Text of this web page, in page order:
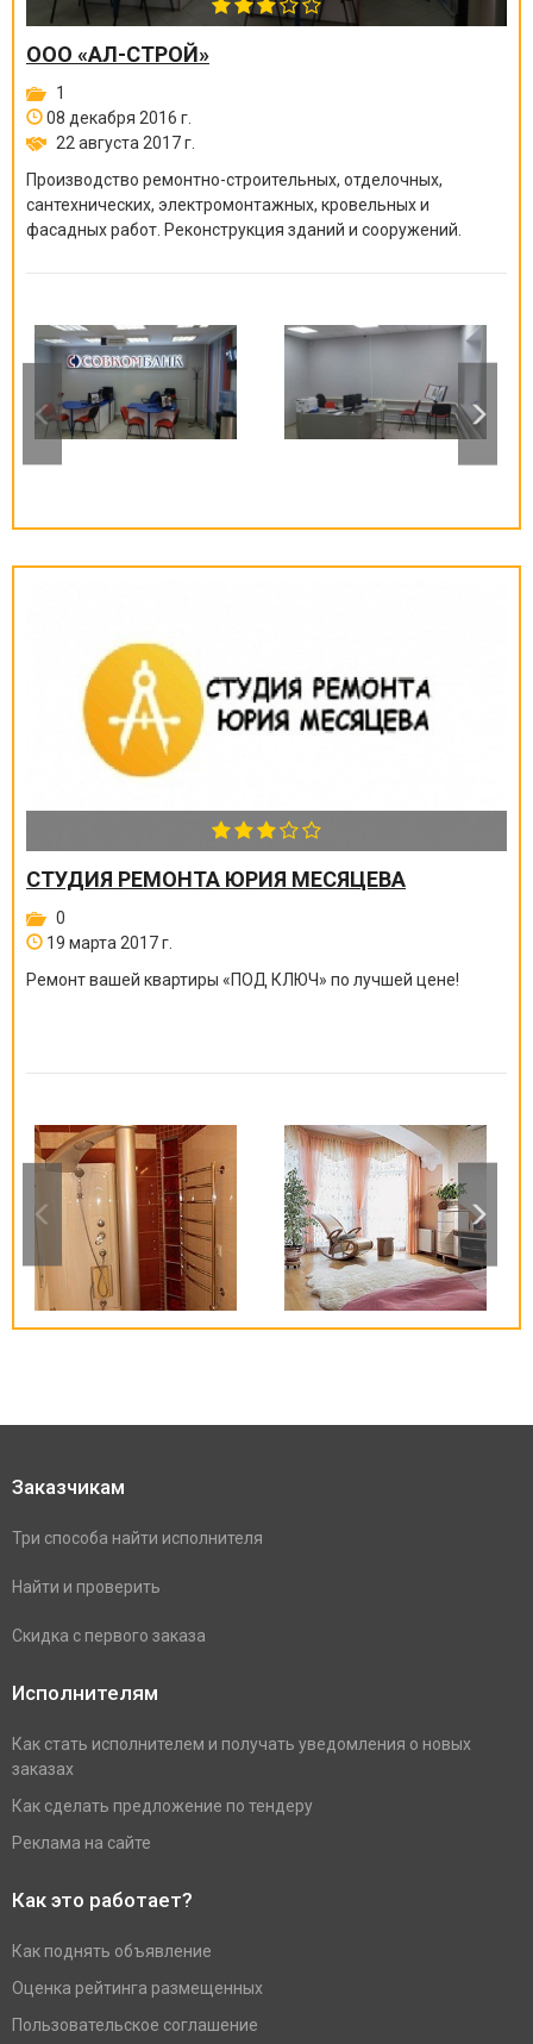
ООО «АЛ-СТРОЙ»
1
08 декабря 2016 г.
22 августа 2017 г.
Производство ремонтно-строительных, отделочных,
сантехнических, электромонтажных, кровельных и
фасадных работ. Реконструкция зданий и сооружений.
СТУДИЯ РЕМОНТА ЮРИЯ МЕСЯЦЕВА
0
19 марта 2017 г.
Ремонт вашей квартиры «ПОД КЛЮЧ» по лучшей цене!
Заказчикам
Три способа найти исполнителя
Найти и проверить
Скидка с первого заказа
Исполнителям
Как стать исполнителем и получать уведомления о новых
заказах
Как сделать предложение по тендеру
Реклама на сайте
Как это работает?
Как поднять объявление
Оценка рейтинга размещенных
Пользовательское соглашение